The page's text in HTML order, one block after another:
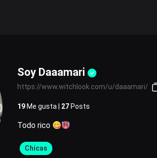
Soy Daaamari
https://www.witchlook.com/u/daaamari/
19Me gusta | 27Posts
Todo rico
Chicas